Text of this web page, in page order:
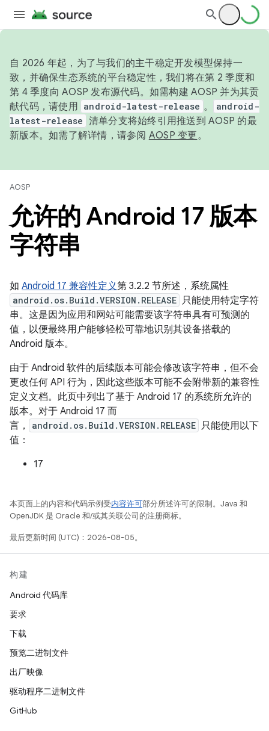
自 2026 年起，为了与我们的主干稳定开发模型保持一
致，并确保生态系统的平台稳定性，我们将在第 2 季度和
第 4 季度向 AOSP 发布源代码。如需构建 AOSP 并为其贡
献代码，请使用 android-latest-release 。
android-
latest-release 清单分支将始终引用推送到 AOSP 的最
新版本。如需了解详情，请参阅 AOSP 变更。
AOSP
允许的 Android 17 版本
字符串
如 Android 17 兼容性定义第 3.2.2 节所述，系统属性
android.os.Build.VERSION.RELEASE 只能使用特定字符
串。这是因为应用和网站可能需要该字符串具有可预测的
值，以便最终用户能够轻松可靠地识别其设备搭载的
Android 版本。
由于 Android 软件的后续版本可能会修改该字符串，但不会
更改任何 API 行为，因此这些版本可能不会附带新的兼容性
定义文档。此页中列出了基于 Android 17 的系统所允许的
版本。对于 Android 17 而
言，
android.os.Build.VERSION.RELEASE 只能使用以下
值：
17
本页面上的内容和代码示例受内容许可部分所述许可的限制。Java 和
OpenJDK 是 Oracle 和/或其关联公司的注册商标。
最后更新时间 (UTC)：2026-08-05。
构建
Android 代码库
要求
下载
预览二进制文件
出厂映像
驱动程序二进制文件
GitHub